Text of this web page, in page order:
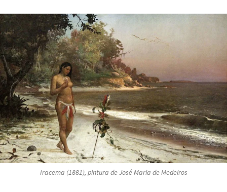
Iracema (1881), pintura de José Maria de Medeiros